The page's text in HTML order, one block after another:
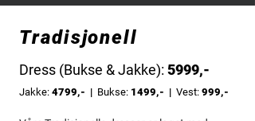
Tradisjonell
Dress (Bukse & Jakke): 5999,-
Jakke: 4799,- | Bukse: 1499,- | Vest: 999,-